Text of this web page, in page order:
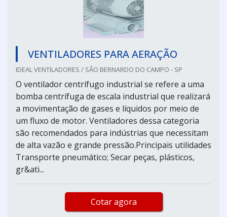
VENTILADORES PARA AERAÇÃO
IDEAL VENTILADORES / SÃO BERNARDO DO CAMPO - SP
O ventilador centrífugo industrial se refere a uma
bomba centrífuga de escala industrial que realizará
a movimentação de gases e líquidos por meio de
um fluxo de motor. Ventiladores dessa categoria
são recomendados para indústrias que necessitam
de alta vazão e grande pressão.Principais utilidades
Transporte pneumático; Secar peças, plásticos,
gr&ati...
Cotar agora